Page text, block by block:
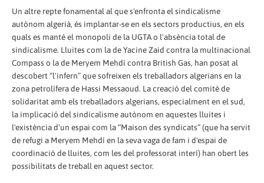
Un altre repte fonamental al que s'enfronta el sindicalisme
autònom algerià, és implantar-se en els sectors productius, en els
quals es manté el monopoli de la UGTA o l'absència total de
sindicalisme. Lluites com la de Yacine Zaid contra la multinacional
Compass o la de Meryem Mehdí contra British Gas, han posat al
descobert “l'infern” que sofreixen els treballadors algerians en la
zona petrolífera de Hassi Messaoud. La creació del comitè de
solidaritat amb els treballadors algerians, especialment en el sud,
la implicació del sindicalisme autònom en aquestes lluites i
l'existència d'un espai com la “Maison des syndicats” (que ha servit
de refugi a Meryem Mehdí en la seva vaga de fam i d'espai de
coordinació de lluites, com les del professorat interí) han obert les
possibilitats de treball en aquest sector.